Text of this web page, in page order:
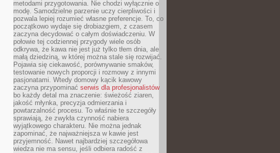
metodami przygotowania. Nie chodzi wyłącznie o
modę. Samodzielne parzenie uczy cierpliwości i
pozwala lepiej rozumieć własne preferencje. To, co
początkowo wydaje się drobiazgiem, z czasem
zaczyna decydować o całym doświadczeniu. W
połowie tej codziennej przygody wiele osób
odkrywa, że kawa nie jest już tylko tłem dnia, ale
małą dziedziną, w której można stale się rozwijać.
Pojawia się ciekawość, porównywanie smaków,
testowanie nowych proporcji i rozmowy z innymi
pasjonatami. Wtedy domowy kącik kawowy
zaczyna przypominać serwis dla profesjonalistów
bo każdy detal ma znaczenie: świeżość ziaren,
jakość młynka, precyzja odmierzania i
powtarzalność procesu. To właśnie te szczegóły
sprawiają, że zwykła czynność nabiera
wyjątkowego charakteru. Nie można jednak
zapominać, że najważniejsza w kawie jest
przyjemność. Nawet najbardziej szczegółowa
wiedza nie ma sensu, jeśli odbiera radość z